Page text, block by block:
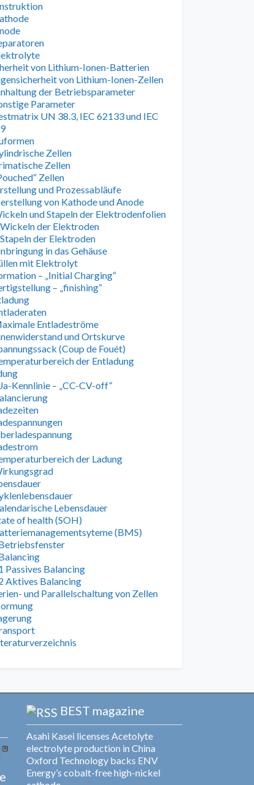
von Lithium-Ionen-Batterien
von Lithium-Ionen-Zellen
der Betriebsparameter
Parameter
UN 38.3, IEC 62133 und IEC
Zellen
Zellen
Zellen
und Prozessabläufe
von Kathode und Anode
und Stapeln der Elektrodenfolien
der Elektroden
der Elektroden
in das Gehäuse
mit Elektrolyt
– „Initial Charging“
– „finishing“
Entladeströme
und Ortskurve
(Coup de Fouét)
der Entladung
Kennlinie – „CC-CV-off“
der Ladung
Lebensdauer
of health (SOH)
(BMS)
Passives Balancing
Aktives Balancing
und Parallelschaltung von Zellen
BEST magazine
Asahi Kasei licenses Acetolyte
electrolyte production in China
Oxford Technology backs ENV
Energy’s cobalt-free high-nickel